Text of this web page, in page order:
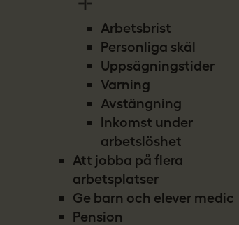
Arbetsbrist
Personliga skäl
Uppsägningstider
Varning
Avstängning
Inkomst under
arbetslöshet
Att jobba på flera
arbetsplatser
Ge barn och elever medicin
Pension